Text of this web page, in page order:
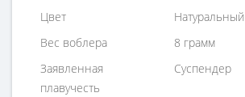
Цвет
Натуральный
Вес воблера
8 грамм
Заявленная
плавучесть
Суспендер